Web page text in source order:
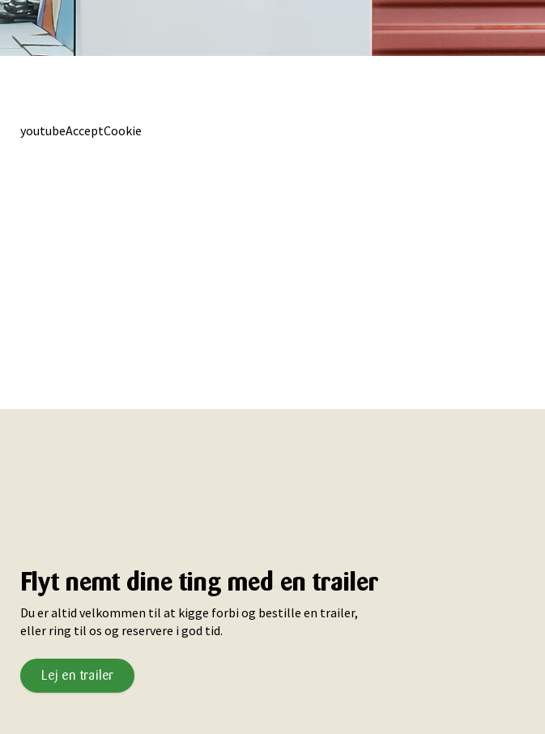
youtubeAcceptCookie
Flyt nemt dine ting med en trailer
Du er altid velkommen til at kigge forbi og bestille en trailer,
eller ring til os og reservere i god tid.
Lej en trailer